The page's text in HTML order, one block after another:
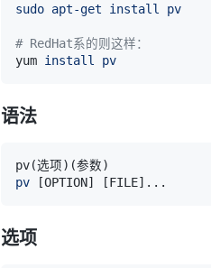
sudo apt-get install pv
# RedHat系的则这样：
yum install pv
语法
pv(选项) (参数)
pv
[OPTION] [FILE] ..
选项